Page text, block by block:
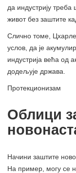
да индустрију
живот без заштите
Слично томе,
услов, да је
индустрија већа од
додељује држава.
Протекционизам
Облици
Начини заштите
На пример, могу се